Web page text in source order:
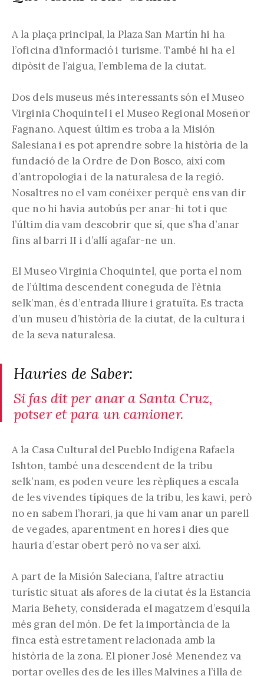
A la plaça principal, la Plaza San Martín hi ha
l’oficina d’informació i turisme. També hi ha el
dipòsit de l’aigua, l’emblema de la ciutat.
Dos dels museus més interessants són el Museo
Virginia Choquintel i el Museo Regional Moseñor
Fagnano. Aquest últim es troba a la Misión
Salesiana i es pot aprendre sobre la història de la
fundació de la Ordre de Don Bosco, així com
d’antropologia i de la naturalesa de la regió.
Nosaltres no el vam conéixer perquè ens van dir
que no hi havia autobús per anar-hi tot i que
l’últim dia vam descobrir que sí, que s’ha d’anar
fins al barri II i d’allí agafar-ne un.
El Museo Virginia Choquintel, que porta el nom
de l’última descendent coneguda de l’ètnia
selk’man, és d’entrada lliure i gratuïta. Es tracta
d’un museu d’història de la ciutat, de la cultura i
de la seva naturalesa.
Hauries de Saber:
Si fas dit per anar a Santa Cruz,
potser et para un camioner.
A la Casa Cultural del Pueblo Indígena Rafaela
Ishton, també una descendent de la tribu
selk’nam, es poden veure les rèpliques a escala
de les vivendes típiques de la tribu, les kawi, però
no en sabem l’horari, ja que hi vam anar un parell
de vegades, aparentment en hores i dies que
hauria d’estar obert però no va ser així.
A part de la Misión Saleciana, l’altre atractiu
turístic situat als afores de la ciutat és la Estancia
Maria Behety, considerada el magatzem d’esquila
més gran del món. De fet la importància de la
finca està estretament relacionada amb la
història de la zona. El pioner José Menendez va
portar ovelles des de les illes Malvines a l’illa de